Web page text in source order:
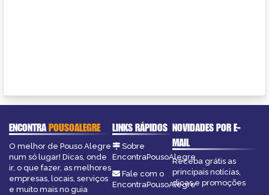
ENCONTRAPOUSOALEGRE
O melhor de Pouso Alegre
num só lugar! Dicas, onde
ir, o que fazer, as melhores
empresas, locais, serviços
e muito mais no guia
LINKS RÁPIDOS
Sobre
EncontraPousoAlegre
Fale com o
EncontraPousoAlegre
NOVIDADES POR E-
MAIL
Receba grátis as
principais notícias,
dicas e promoções